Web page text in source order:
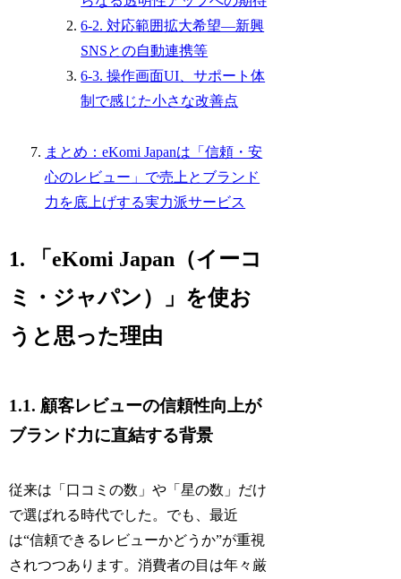
6-2. 対応範囲拡大希望―新興
SNSとの自動連携等
6-3. 操作画面UI、サポート体
制で感じた小さな改善点
まとめ：eKomi Japanは「信頼・安
心のレビュー」で売上とブランド
力を底上げする実力派サービス
1. 「eKomi Japan（イーコ
ミ・ジャパン）」を使お
うと思った理由
1.1. 顧客レビューの信頼性向上が
ブランド力に直結する背景
従来は「口コミの数」や「星の数」だけ
で選ばれる時代でした。でも、最近
は“信頼できるレビューかどうか”が重視
されつつあります。消費者の目は年々厳